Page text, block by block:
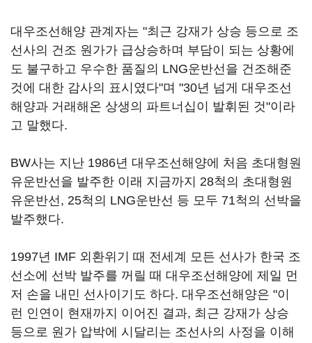
대우조선해양 관계자는 "최근 강재가 상승 등으로 조
선사의 건조 원가가 급상승하며 부담이 되는 상황에
도 불구하고 우수한 품질의 LNG운반선을 건조해준
것에 대한 감사의 표시였다"며 "30년 넘게 대우조선
해양과 거래해온 상생의 파트너십이 발휘된 것"이라
고 말했다.
BW사는 지난 1986년 대우조선해양에 처음 초대형원
유운반선을 발주한 이래 지금까지 28척의 초대형원
유운반선, 25척의 LNG운반선 등 모두 71척의 선박을
발주했다.
1997년 IMF 외환위기 때 전세계 모든 선사가 한국 조
선소에 선박 발주를 꺼릴 때 대우조선해양에 제일 먼
저 손을 내민 선사이기도 하다. 대우조선해양은 "이
런 인연이 현재까지 이어진 결과, 최근 강재가 상승
등으로 원가 압박에 시달리는 조선사의 사정을 이해